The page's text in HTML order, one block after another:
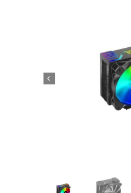
Contact